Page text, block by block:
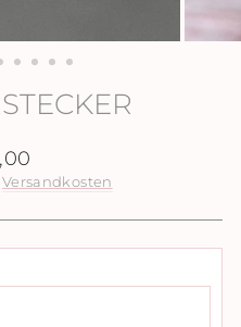
Versandkosten